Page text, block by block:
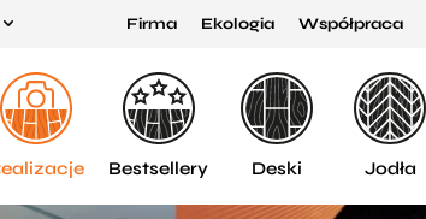
Firma Ekologia Współpraca
Bestsellery Deski Jodła